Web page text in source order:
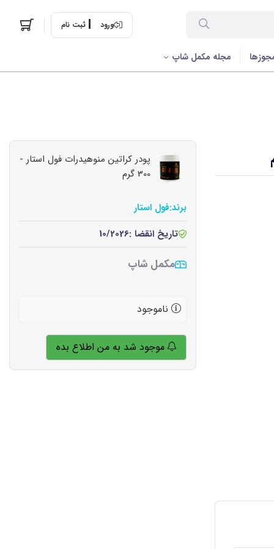
ورود ثبت نام
مجله مکمل شاپ
پودر کراتین منوهیدرات فول استار -
300 گرم
برند:فول استار
تاریخ انقضا :10/2026
مکمل شاپ
ناموجود
موجود شد به من اطلاع بده